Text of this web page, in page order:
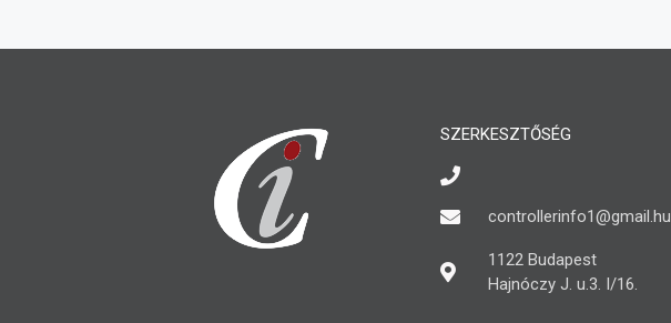
SZERKESZTŐSÉG
controllerinfo1@gmail.hu
1122 Budapest
Hajnóczy J. u.3. I/16.